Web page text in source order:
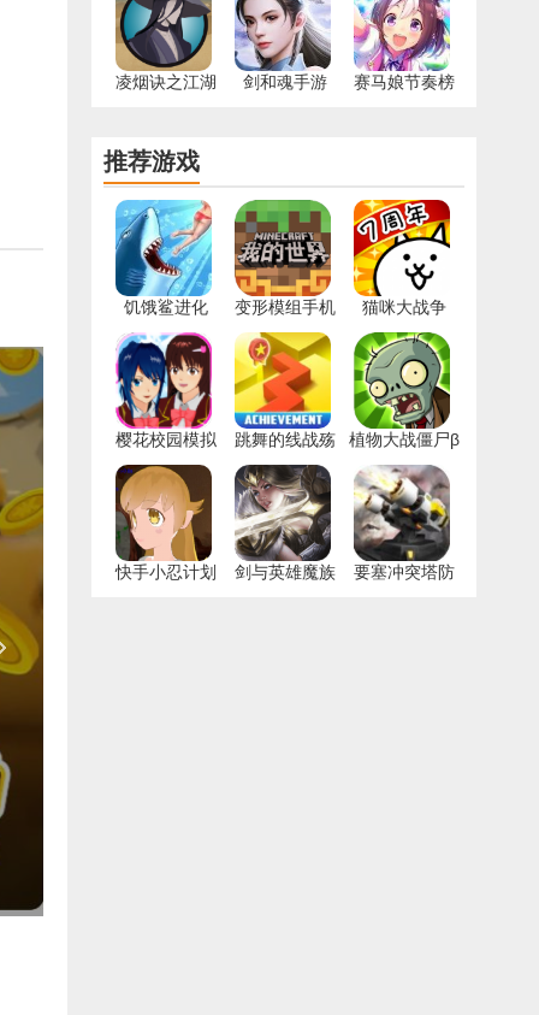
凌烟诀之江湖
剑和魂手游
赛马娘节奏榜
推荐游戏
饥饿鲨进化
999999钻右最
新
变形模组手机
版
猫咪大战争
9.2.0版本
樱花校园模拟
器2022中文版
跳舞的线战殇
安卓版
植物大战僵尸β
版手机版
快手小忍计划
剑与英雄魔族
要塞冲突塔防